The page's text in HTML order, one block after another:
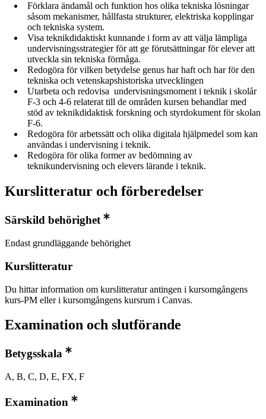
Förklara ändamål och funktion hos olika tekniska lösningar
såsom mekanismer, hållfasta strukturer, elektriska kopplingar
och tekniska system.
Visa teknikdidaktiskt kunnande i form av att välja lämpliga
undervisningsstrategier för att ge förutsättningar för elever att
utveckla sin tekniska förmåga.
Redogöra för vilken betydelse genus har haft och har för den
tekniska och vetenskapshistoriska utvecklingen
Utarbeta och redovisa undervisningsmoment i teknik i skolår
F-3 och 4-6 relaterat till de områden kursen behandlar med
stöd av teknikdidaktisk forskning och styrdokument för skolan
F-6.
Redogöra för arbetssätt och olika digitala hjälpmedel som kan
användas i undervisning i teknik.
Redogöra för olika former av bedömning av
teknikundervisning och elevers lärande i teknik.
Kurslitteratur och förberedelser
Särskild behörighet
Endast grundläggande behörighet
Kurslitteratur
Du hittar information om kurslitteratur antingen i kursomgångens
kurs-PM eller i kursomgångens kursrum i Canvas.
Examination och slutförande
Betygsskala
A, B, C, D, E, FX, F
Examination